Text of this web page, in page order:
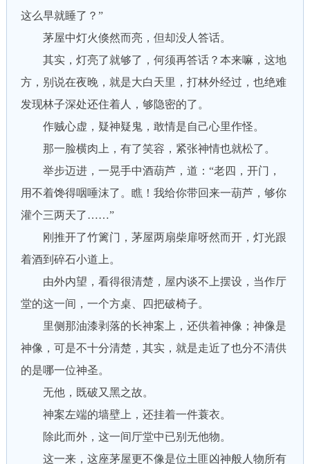
这么早就睡了？”
茅屋中灯火倏然而亮，但却没人答话。
其实，灯亮了就够了，何须再答话？本来嘛，这地
方，别说在夜晚，就是大白天里，打林外经过，也绝难
发现林子深处还住着人，够隐密的了。
作贼心虚，疑神疑鬼，敢情是自己心里作怪。
那一脸横肉上，有了笑容，紧张神情也就松了。
举步迈进，一晃手中酒葫芦，道：“老四，开门，
用不着馋得咽唾沫了。瞧！我给你带回来一葫芦，够你
灌个三两天了……”
刚推开了竹篱门，茅屋两扇柴扉呀然而开，灯光跟
着酒到碎石小道上。
由外内望，看得很清楚，屋内谈不上摆设，当作厅
堂的这一间，一个方桌、四把破椅子。
里侧那油漆剥落的长神案上，还供着神像；神像是
神像，可是不十分清楚，其实，就是走近了也分不清供
的是哪一位神圣。
无他，既破又黑之故。
神案左端的墙壁上，还挂着一件蓑衣。
除此而外，这一间厅堂中已别无他物。
这一来，这座茅屋更不像是位土匪凶神般人物所有